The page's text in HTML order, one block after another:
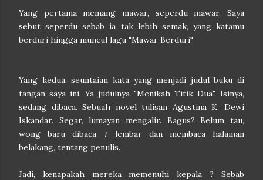
Yang pertama memang mawar, seperdu mawar. Saya
sebut seperdu sebab ia tak lebih semak, yang katamu
berduri hingga muncul lagu "Mawar Berduri"
Yang kedua, seuntaian kata yang menjadi judul buku di
tangan saya ini. Ya judulnya "Menikah Titik Dua". Isinya,
sedang dibaca. Sebuah novel tulisan Agustina K. Dewi
Iskandar. Segar, lumayan mengalir. Bagus? Belum tau,
wong baru dibaca 7 lembar dan membaca halaman
belakang, tentang penulis.
Jadi, kenapakah mereka memenuhi kepala ? Sebab